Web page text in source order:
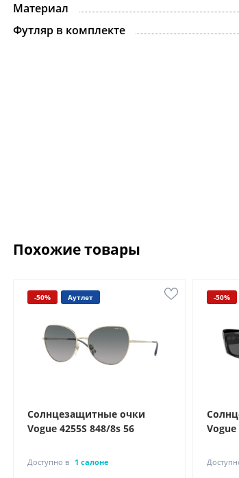
Материал
Футляр в комплекте
Похожие товары
-50% Аутлет
Солнцезащитные очки
Vogue 4255S 848/8s 56
Доступно в 1 салоне
-50%
Vogue